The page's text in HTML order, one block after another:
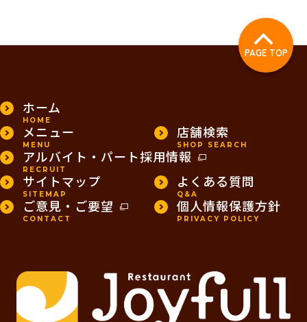
PAGE TOP
ホーム
HOME
メニュー
MENU
店舗検索
SHOP SEARCH
アルバイト・パート採用情報
RECRUIT
サイトマップ
SITEMAP
よくある質問
Q&A
ご意見・ご要望
CONTACT
個人情報保護方針
PRIVACY POLICY